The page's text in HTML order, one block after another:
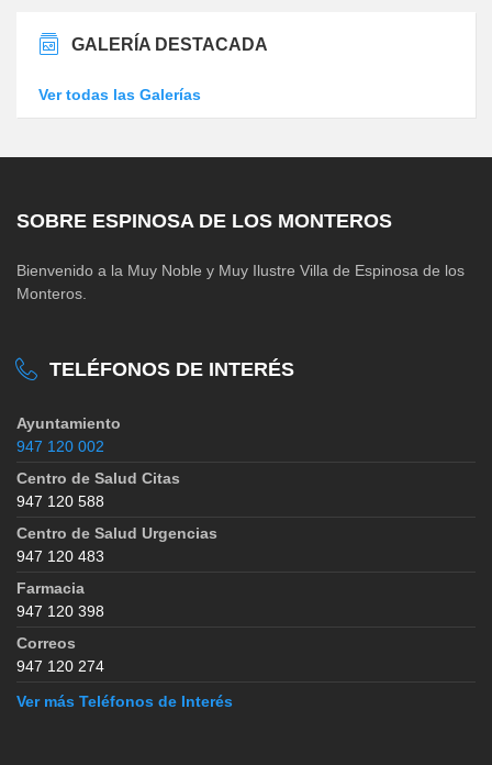
GALERÍA DESTACADA
Ver todas las Galerías
SOBRE ESPINOSA DE LOS MONTEROS
Bienvenido a la Muy Noble y Muy Ilustre Villa de Espinosa de los
Monteros.
TELÉFONOS DE INTERÉS
Ayuntamiento
947 120 002
Centro de Salud Citas
947 120 588
Centro de Salud Urgencias
947 120 483
Farmacia
947 120 398
Correos
947 120 274
Ver más Teléfonos de Interés